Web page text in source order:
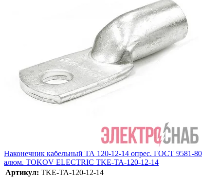
Наконечник кабельный ТА 120-12-14 опрес. ГОСТ 9581-80
алюм. TOKOV ELECTRIC TKE-TA-120-12-14
Артикул: TKE-TA-120-12-14